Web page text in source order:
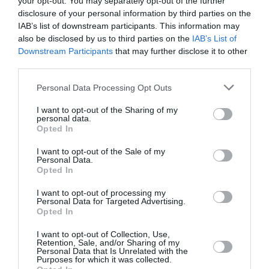
disclosure of your personal information by third parties on the
IAB’s list of downstream participants. This information may
also be disclosed by us to third parties on the IAB’s List of
Downstream Participants that may further disclose it to other
Personal Data Processing Opt Outs
I want to opt-out of the Sharing of my
personal data.
Opted In
I want to opt-out of the Sale of my
Personal Data.
Opted In
I want to opt-out of processing my
Personal Data for Targeted Advertising.
Opted In
I want to opt-out of Collection, Use,
Retention, Sale, and/or Sharing of my
Personal Data that Is Unrelated with the
Purposes for which it was collected.
26 Οκτωβρίου στους κινηματογράφους από την
Tanweer
Πολιτισμό στοCulturenow.gr
Νέοι Διαγωνισμοί ❯
Tags
ΘΡΙΛΕΡ - ΤΡΟΜΟΥ
ΝΕΕΣ ΤΑΙΝΙΕΣ - ΤΑΙΝΙΕΣ ΤΗΣ ΕΒΔΟΜΑΔΑΣ
Newsletter